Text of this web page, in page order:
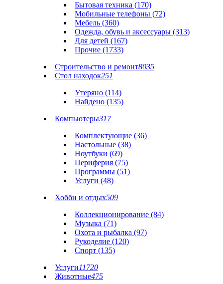
Бытовая техника (170)
Мобильные телефоны (72)
Мебель (360)
Одежда, обувь и аксессуары (313)
Для детей (167)
Прочие (1733)
Строительство и ремонт8035
Стол находок251
Утеряно (114)
Найдено (135)
Компьютеры317
Комплектующие (36)
Настольные (38)
Ноутбуки (69)
Периферия (75)
Программы (51)
Услуги (48)
Хобби и отдых509
Коллекционирование (84)
Музыка (71)
Охота и рыбалка (97)
Рукоделие (120)
Спорт (135)
Услуги11720
Животные475